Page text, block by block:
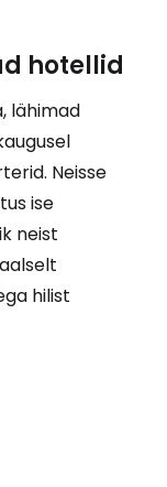
hotellid
lähimad
Neisse
ise
neist
hilist